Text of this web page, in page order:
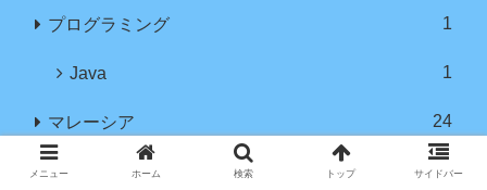
プログラミング 1
Java 1
マレーシア 24
クアラルンプール 12
メニュー ホーム 検索 トップ サイドバー